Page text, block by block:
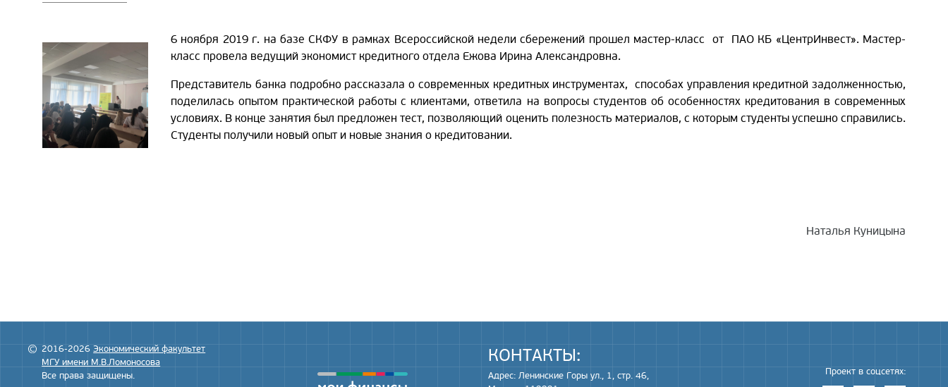
6 ноября 2019 г. на базе СКФУ в рамках Всероссийской недели сбережений прошел мастер-класс от ПАО КБ «ЦентрИнвест». Мастер-
класс провела ведущий экономист кредитного отдела Ежова Ирина Александровна.
Представитель банка подробно рассказала о современных кредитных инструментах, способах управления кредитной задолженностью,
поделилась опытом практической работы с клиентами, ответила на вопросы студентов об особенностях кредитования в современных
условиях. В конце занятия был предложен тест, позволяющий оценить полезность материалов, с которым студенты успешно справились.
Студенты получили новый опыт и новые знания о кредитовании.
Наталья Куницына
2016-2026Экономический факультет
МГУ имени М.В.Ломоносова
Все права защищены.
КОНТАКТЫ:
Адрес: Ленинские Горы ул., 1, стр. 46,
Проект в соцсетях: